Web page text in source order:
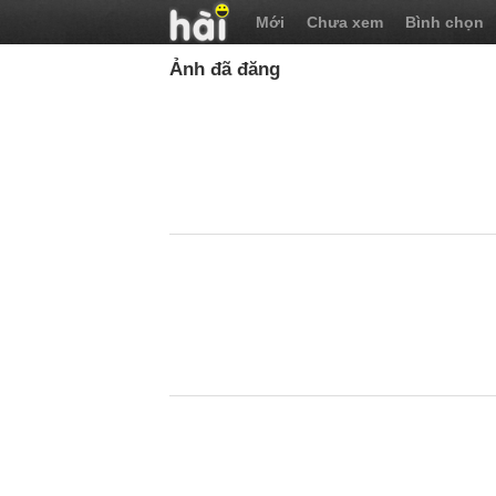
Mới Chưa xem Bình chọn
Ảnh đã đăng